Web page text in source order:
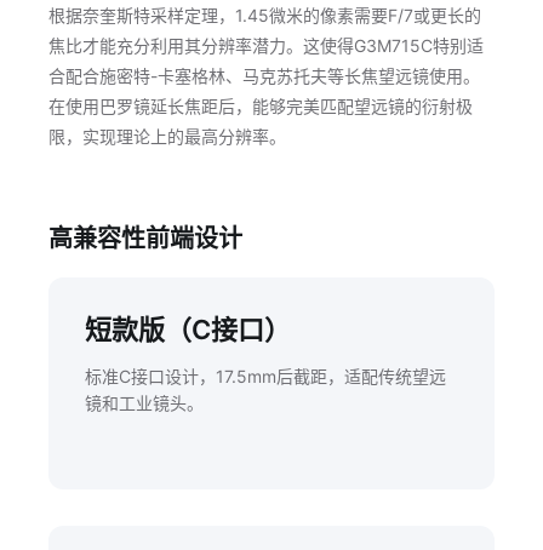
根据奈奎斯特采样定理，1.45微米的像素需要F/7或更长的
焦比才能充分利用其分辨率潜力。这使得G3M715C特别适
合配合施密特-卡塞格林、马克苏托夫等长焦望远镜使用。
在使用巴罗镜延长焦距后，能够完美匹配望远镜的衍射极
限，实现理论上的最高分辨率。
高兼容性前端设计
短款版（C接口）
标准C接口设计，17.5mm后截距，适配传统望远
镜和工业镜头。